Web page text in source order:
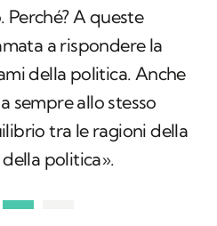
Perché? A queste
a rispondere la
della politica. Anche
sempre allo stesso
tra le ragioni della
della politica».